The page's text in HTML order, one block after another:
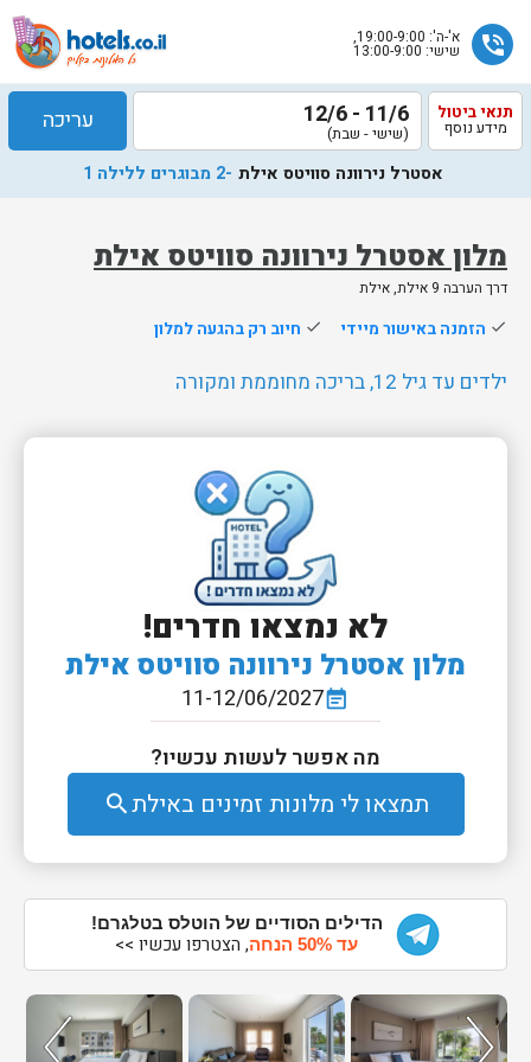
phone_in_talk א'-ה': 19:00-9:00,
שישי: 13:00-9:00
מלון אסטרל נירוונה סוויטס אילת
דרך הערבה 9 אילת, אילת
תנאי ביטול
מידע נוסף 11/6 - 12/6
(שישי - שבת) עריכה
אסטרל נירוונה סוויטס אילת -2 מבוגרים ללילה 1
done הזמנה באישור מיידי done חיוב רק בהגעה למלון
ילדים עד גיל 12, בריכה מחוממת ומקורה
לא נמצאו חדרים!
מלון אסטרל נירוונה סוויטס אילת
event_note
11-12/06/2027
מה אפשר לעשות עכשיו?
תמצאו לי מלונות זמינים באילתsearch
הדילים הסודיים של הוטלס בטלגרם!
עד 50% הנחה
, הצטרפו עכשיו >>
שלח
הוטלס